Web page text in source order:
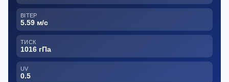
ВІТЕР
5.59 м/с
ТИСК
1016 гПа
UV
0.5